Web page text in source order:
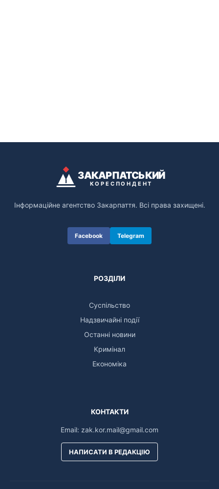
ЗАКАРПАТСЬКИЙ
КОРЕСПОНДЕНТ
Інформаційне агентство Закарпаття. Всі права захищені.
Facebook Telegram
РОЗДІЛИ
Суспільство
Надзвичайні події
Останні новини
Кримінал
Економіка
КОНТАКТИ
Email: zak.kor.mail@gmail.com
НАПИСАТИ В РЕДАКЦІЮ